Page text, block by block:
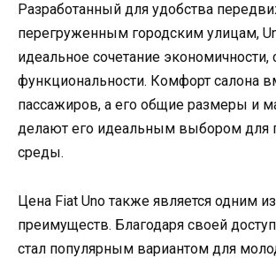
Разработанный для удобства
перегруженным городским улицам,
идеальное сочетание экономичности,
функциональности. Комфорт салона
пассажиров, а его общие размеры и
делают его идеальным выбором для
среды.
Цена Fiat Uno также является одним
преимуществ. Благодаря своей
стал популярным вариантом для